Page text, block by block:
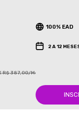
100% EAD
2 A 12
R$ 387,00/Mês